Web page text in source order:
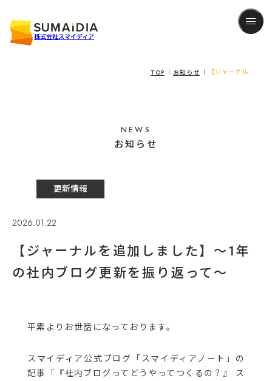
株式会社スマイディア
TOP お知らせ 【ジャーナル...
NEWS
お知らせ
更新情報
2026.01.22
【ジャーナルを追加しました】〜1年
の社内ブログ更新を振り返って〜
平素よりお世話になっております。
スマイディア公式ブログ「スマイディアノート」の
記事「『社内ブログってどうやってつくるの？』 ス